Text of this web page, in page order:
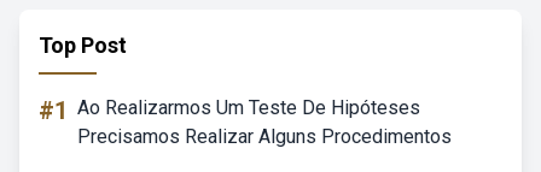
Top Post
#1 Ao Realizarmos Um Teste De Hipóteses
Precisamos Realizar Alguns Procedimentos